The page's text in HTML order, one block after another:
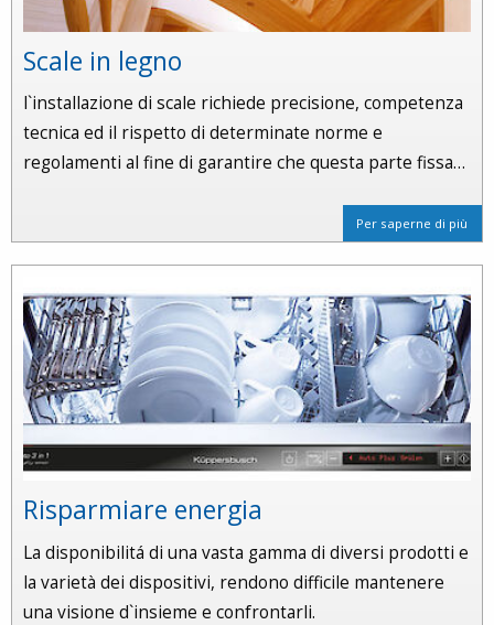
Scale in legno
l`installazione di scale richiede precisione, competenza
tecnica ed il rispetto di determinate norme e
regolamenti al fine di garantire che questa parte fissa…
Per saperne di più
Risparmiare energia
La disponibilitá di una vasta gamma di diversi prodotti e
la varietà dei dispositivi, rendono difficile mantenere
una visione d`insieme e confrontarli.